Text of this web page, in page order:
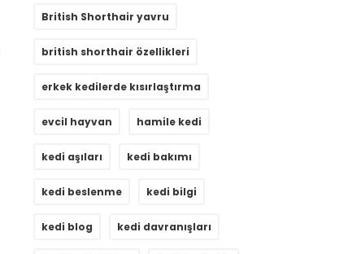
British Shorthair yavru
british shorthair özellikleri
erkek kedilerde kısırlaştırma
evcil hayvan hamile kedi
kedi aşıları kedi bakımı
kedi beslenme kedi bilgi
kedi blog kedi davranışları